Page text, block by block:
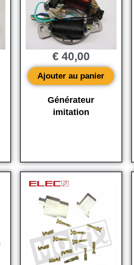
Générateur
imitation
€40,00
Ajouter au panier